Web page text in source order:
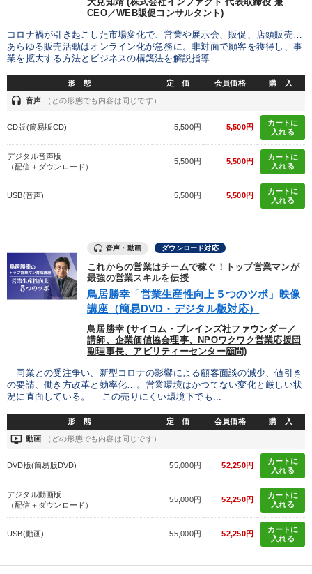
大見知靖 (株式会社インファクト 代表取締役 兼
CEO／WEB販促コンサルタント)
コロナ禍が引き起こした市場変化で、営業や展示会、販促、店頭販売…
あらゆる販売活動はオンライン化が急務に。非対面で顧客を獲得し、事
業を拡大する方法とビジネスの構築法を解説指導 ...
形 態 定 価 会員価格 購 入
headset 音声 （どの形態でも内容は同じです）
CD版(簡易版CD) 5,500円 5,500円
カートに
入れる
デジタル音声版
（配信＋ダウンロード）
5,500円 5,500円
カートに
入れる
USB(音声) 5,500円 5,500円
カートに
入れる
音声・動画 ダウンロード対応
これからの営業はチームで稼ぐ！トップ営業マンが
最強の営業スキルを伝授
鳥居勝幸「営業生産性向上５つのツボ」映像
講座（簡易DVD・デジタル版対応）
鳥居勝幸 (サイコム・ブレインズ社ファウンダー／
講師、企業価値協会理事、NPOワクワク営業応援団
副理事長、アビリティーセンター顧問)
同業との受注争い、新型コロナの影響による顧客面談の減少、値引き
の要請、働き方改革と効率化…。営業環境はかつてない変化と厳しい状
況に直面している。 この売りにくい環境下でも...
形 態 定 価 会員価格 購 入
ondemand_video 動画 （どの形態でも内容は同じです）
DVD版(簡易版DVD) 55,000円 52,250円
カートに
入れる
デジタル動画版
（配信＋ダウンロード）
55,000円 52,250円
カートに
入れる
USB(動画) 55,000円 52,250円
カートに
入れる